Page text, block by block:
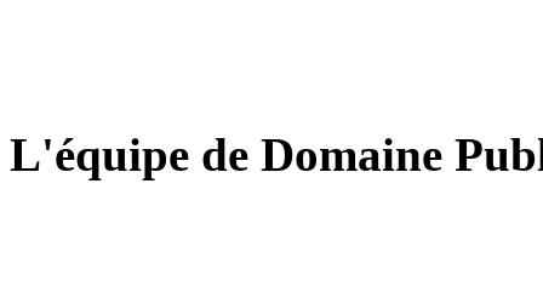
L'équipe de Domaine